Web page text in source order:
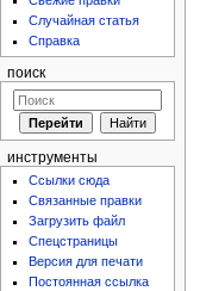
Случайная статья
Справка
поиск
инструменты
Ссылки сюда
Связанные правки
Загрузить файл
Спецстраницы
Версия для печати
Постоянная ссылка